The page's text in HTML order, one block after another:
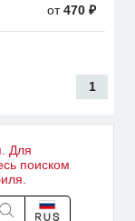
от470 ₽
1
Для
поиском